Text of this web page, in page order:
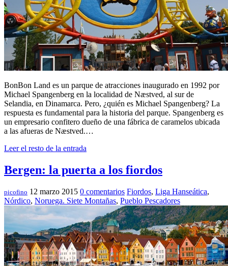
BonBon Land es un parque de atracciones inaugurado en 1992 por
Michael Spangenberg en la localidad de Næstved, al sur de
Selandia, en Dinamarca. Pero, ¿quién es Michael Spangenberg? La
respuesta es fundamental para la historia del parque. Spangenberg es
un empresario confitero dueño de una fábrica de caramelos ubicada
a las afueras de Næstved.…
Leer el resto de la entrada
Bergen: la puerta a los fiordos
picofino 12 marzo 2015 0 comentarios Fiordos, Liga Hanseática,
Nórdico, Noruega. Siete Montañas, Pueblo Pescadores